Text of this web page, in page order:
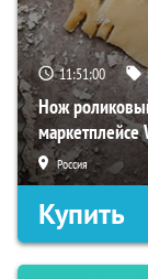
11:50:59
Нож
маркетплейсе
Россия
Купить